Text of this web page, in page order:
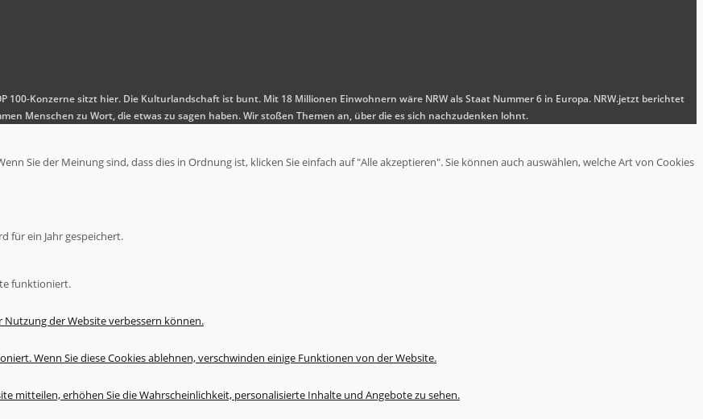
100-Konzerne sitzt hier. Die Kulturlandschaft ist bunt. Mit 18 Millionen Einwohnern wäre NRW als Staat Nummer 6 in Europa. NRW.jetzt berichtet
Menschen zu Wort, die etwas zu sagen haben. Wir stoßen Themen an, über die es sich nachzudenken lohnt.
Sie der Meinung sind, dass dies in Ordnung ist, klicken Sie einfach auf "Alle akzeptieren". Sie können auch auswählen, welche Art von Cookies
für ein Jahr gespeichert.
funktioniert.
der Website verbessern können.
Wenn Sie diese Cookies ablehnen, verschwinden einige Funktionen von der Website.
mitteilen, erhöhen Sie die Wahrscheinlichkeit, personalisierte Inhalte und Angebote zu sehen.